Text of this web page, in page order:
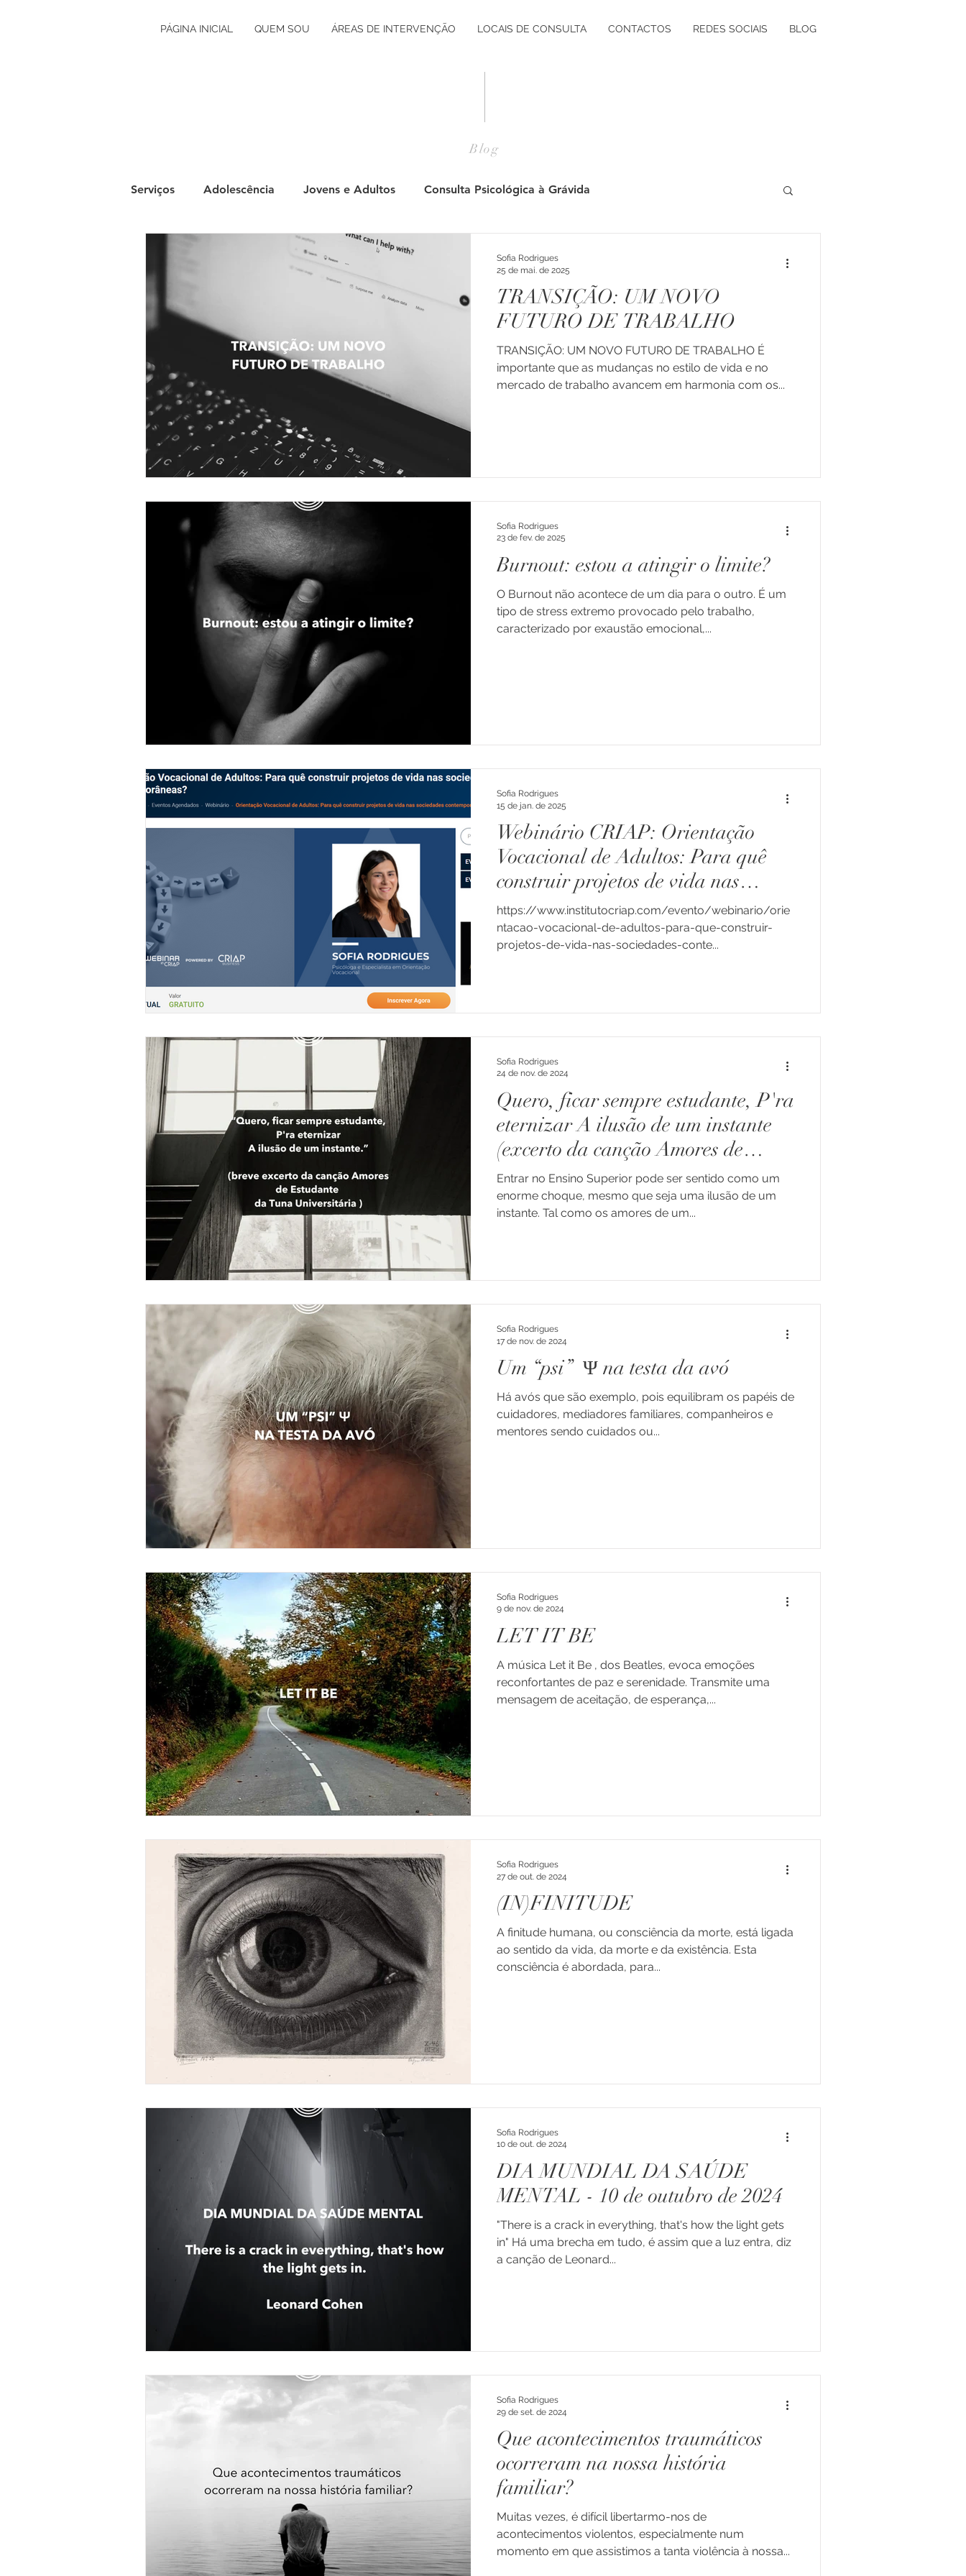
PÁGINA INICIAL QUEM SOU ÁREAS DE INTERVENÇÃO LOCAIS DE CONSULTA CONTACTOS REDES SOCIAIS BLOG
Blog
Serviços Adolescência Jovens e Adultos Consulta Psicológica à Grávida
Grávidez e Primeira Infância Pós Parto
Autoconhecimento Orientação Vocacional Desenvolvimento Pessoal Desenvolvimento Vocacional
Gestão de Carreira Ansiedade Doença Enxaqueca e Cefaleias
Consulta Psicológica de Jovens e Ad Depressão
Identidade Eneagrama Professores Educação Consultoria Crianças e Jovens
Emoções Relações Parentalidade
TRANSIÇÃO: UM NOVO
FUTURO DE TRABALHO
TRANSIÇÃO: UM NOVO FUTURO DE TRABALHO É
importante que as mudanças no estilo de vida e no
mercado de trabalho avancem em harmonia com os...
Sofia Rodrigues
25 de mai. de 2025
Burnout: estou a atingir o limite?
O Burnout não acontece de um dia para o outro. É um
tipo de stress extremo provocado pelo trabalho,
caracterizado por exaustão emocional,...
Sofia Rodrigues
23 de fev. de 2025
Webinário CRIAP: Orientação
Vocacional de Adultos: Para quê
construir projetos de vida nas
sociedades contemporâneas?
https://www.institutocriap.com/evento/webinario/orie
ntacao-vocacional-de-adultos-para-que-construir-
projetos-de-vida-nas-sociedades-conte...
Sofia Rodrigues
15 de jan. de 2025
Quero, ficar sempre estudante, P'ra
eternizar A ilusão de um instante
(excerto da canção Amores de
Estudante).
Entrar no Ensino Superior pode ser sentido como um
enorme choque, mesmo que seja uma ilusão de um
instante. Tal como os amores de um...
Sofia Rodrigues
24 de nov. de 2024
Um “psi” Ψ na testa da avó
Há avós que são exemplo, pois equilibram os papéis de
cuidadores, mediadores familiares, companheiros e
mentores sendo cuidados ou...
Sofia Rodrigues
17 de nov. de 2024
LET IT BE
A música Let it Be , dos Beatles, evoca emoções
reconfortantes de paz e serenidade. Transmite uma
mensagem de aceitação, de esperança,...
Sofia Rodrigues
9 de nov. de 2024
(IN)FINITUDE
A finitude humana, ou consciência da morte, está ligada
ao sentido da vida, da morte e da existência. Esta
consciência é abordada, para...
Sofia Rodrigues
27 de out. de 2024
DIA MUNDIAL DA SAÚDE
MENTAL - 10 de outubro de 2024
"There is a crack in everything, that's how the light gets
in" Há uma brecha em tudo, é assim que a luz entra, diz
a canção de Leonard...
Sofia Rodrigues
10 de out. de 2024
Que acontecimentos traumáticos
ocorreram na nossa história
familiar?
Muitas vezes, é difícil libertarmo-nos de
acontecimentos violentos, especialmente num
momento em que assistimos a tanta violência à nossa...
Sofia Rodrigues
29 de set. de 2024